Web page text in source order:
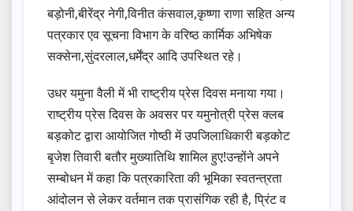
बड़ोनी,बीरेंद्र नेगी,विनीत कंसवाल,कृष्णा राणा सहित अन्य
पत्रकार एव सूचना विभाग के वरिष्ठ कार्मिक अभिषेक
सक्सेना,सुंदरलाल,धर्मेंद्र आदि उपस्थित रहे।
उधर यमुना वैली में भी राष्ट्रीय प्रेस दिवस मनाया गया।
राष्ट्रीय प्रेस दिवस के अवसर पर यमुनोत्री प्रेस क्लब
बड़कोट द्वारा आयोजित गोष्ठी में उपजिलाधिकारी बड़कोट
बृजेश तिवारी बतौर मुख्यातिथि शामिल हुए!उन्होंने अपने
सम्बोधन में कहा कि पत्रकारिता की भूमिका स्वतन्त्रता
आंदोलन से लेकर वर्तमान तक प्रासंगिक रही है, प्रिंट व